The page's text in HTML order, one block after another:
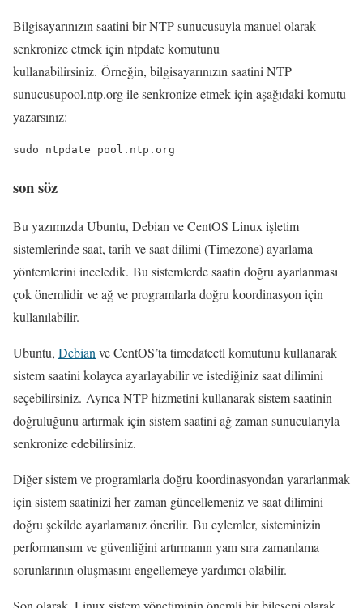
Bilgisayarınızın saatini bir NTP sunucusuyla manuel olarak
senkronize etmek için ntpdate komutunu
kullanabilirsiniz. Örneğin, bilgisayarınızın saatini NTP
sunucusupool.ntp.org ile senkronize etmek için aşağıdaki komutu
yazarsınız:
sudo ntpdate pool.ntp.org
son söz
Bu yazımızda Ubuntu, Debian ve CentOS Linux işletim
sistemlerinde saat, tarih ve saat dilimi (Timezone) ayarlama
yöntemlerini inceledik. Bu sistemlerde saatin doğru ayarlanması
çok önemlidir ve ağ ve programlarla doğru koordinasyon için
kullanılabilir.
Ubuntu, Debianve CentOS’ta timedatectl komutunu kullanarak
sistem saatini kolayca ayarlayabilir ve istediğiniz saat dilimini
seçebilirsiniz. Ayrıca NTP hizmetini kullanarak sistem saatinin
doğruluğunu artırmak için sistem saatini ağ zaman sunucularıyla
senkronize edebilirsiniz.
Diğer sistem ve programlarla doğru koordinasyondan yararlanmak
için sistem saatinizi her zaman güncellemeniz ve saat dilimini
doğru şekilde ayarlamanız önerilir. Bu eylemler, sisteminizin
performansını ve güvenliğini artırmanın yanı sıra zamanlama
sorunlarının oluşmasını engellemeye yardımcı olabilir.